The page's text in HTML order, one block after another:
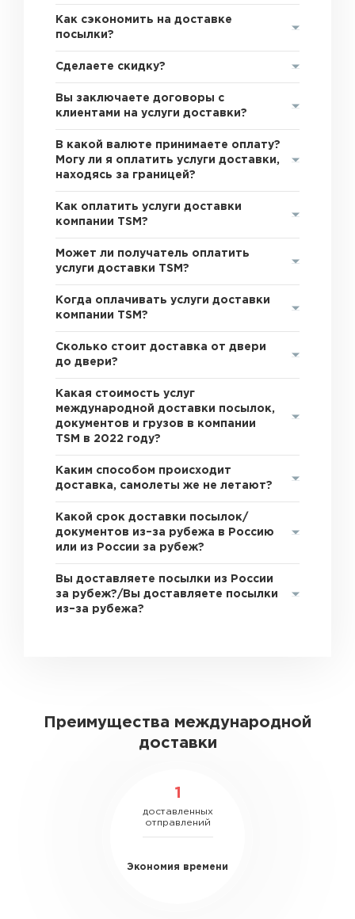
Как сэкономить на доставке
посылки?
Сделаете скидку?
Вы заключаете договоры с
клиентами на услуги доставки?
В какой валюте принимаете оплату?
Могу ли я оплатить услуги доставки,
находясь за границей?
Как оплатить услуги доставки
компании TSM?
Может ли получатель оплатить
услуги доставки TSM?
Когда оплачивать услуги доставки
компании TSM?
Сколько стоит доставка от двери
до двери?
Какая стоимость услуг
международной доставки посылок,
документов и грузов в компании
TSM в 2022 году?
Каким способом происходит
доставка, самолеты же не летают?
Какой срок доставки посылок/
документов из–за рубежа в Россию
или из России за рубеж?
Вы доставляете посылки из России
за рубеж?/Вы доставляете посылки
из–за рубежа?
Преимущества международной
доставки
1
доставленных
отправлений
Экономия времени